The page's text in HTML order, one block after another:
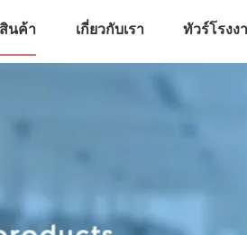
สินค้า เกี่ยวกับเรา ทัวร์โรงง